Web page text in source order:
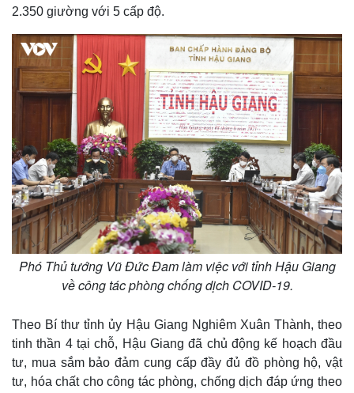
2.350 giường với 5 cấp độ.
Phó Thủ tướng Vũ Đức Đam làm việc với tỉnh Hậu Giang
về công tác phòng chống dịch COVID-19.
Theo Bí thư tỉnh ủy Hậu Giang Nghiêm Xuân Thành, theo
tinh thần 4 tại chỗ, Hậu Giang đã chủ động kế hoạch đầu
tư, mua sắm bảo đảm cung cấp đầy đủ đồ phòng hộ, vật
tư, hóa chất cho công tác phòng, chống dịch đáp ứng theo